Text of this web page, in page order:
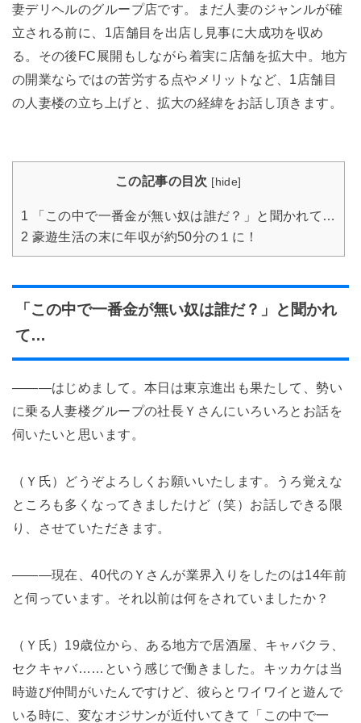
妻デリヘルのグループ店です。まだ人妻のジャンルが確
立される前に、1店舗目を出店し見事に大成功を収め
る。その後FC展開もしながら着実に店舗を拡大中。地方
の開業ならではの苦労する点やメリットなど、1店舗目
の人妻楼の立ち上げと、拡大の経緯をお話し頂きます。
この記事の目次 [hide]
1 「この中で一番金が無い奴は誰だ？」と聞かれて…
2 豪遊生活の末に年収が約50分の１に！
「この中で一番金が無い奴は誰だ？」と聞かれ
て…
―――はじめまして。本日は東京進出も果たして、勢い
に乗る人妻楼グループの社長Ｙさんにいろいろとお話を
伺いたいと思います。
（Ｙ氏）どうぞよろしくお願いいたします。うろ覚えな
ところも多くなってきましたけど（笑）お話しできる限
り、させていただきます。
―――現在、40代のＹさんが業界入りをしたのは14年前
と伺っています。それ以前は何をされていましたか？
（Ｙ氏）19歳位から、ある地方で居酒屋、キャバクラ、
セクキャバ……という感じで働きました。キッカケは当
時遊び仲間がいたんですけど、彼らとワイワイと遊んで
いる時に、変なオジサンが近付いてきて「この中で一